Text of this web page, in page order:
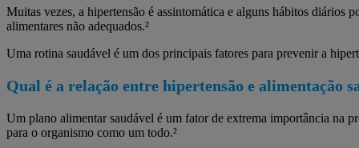
Muitas vezes, a hipertensão é assintomática e alguns hábitos diários
alimentares não adequados.²
Uma rotina saudável é um dos principais fatores para prevenir a
Qual é a relação entre hipertensão e alimentação
Um plano alimentar saudável é um fator de extrema importância na
para o organismo como um todo.²